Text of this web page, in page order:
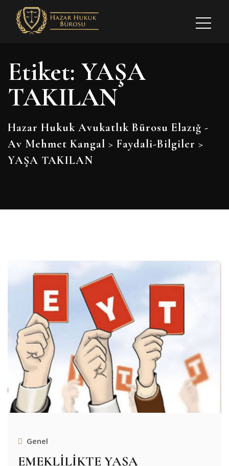
Etiket: YAŞA
TAKILAN
Hazar Hukuk Avukatlık Bürosu Elazığ -
Av Mehmet Kangal > Faydali-Bilgiler >
YAŞA TAKILAN
Genel
EMEKLİLİKTE YAŞA